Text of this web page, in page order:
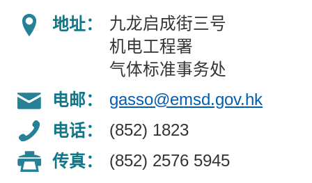
地址：
九龙启成街三号
机电工程署
气体标准事务处
电邮：
gasso@emsd.gov.hk
电话：
(852) 1823
传真：
(852) 2576 5945